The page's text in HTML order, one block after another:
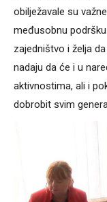
obilježavale su
međusobnu
zajedništvo i želja
nadaju da će i u
aktivnostima, ali i
dobrobit svim